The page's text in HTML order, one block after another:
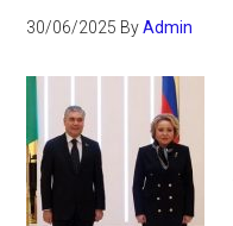
30/06/2025 ByAdmin